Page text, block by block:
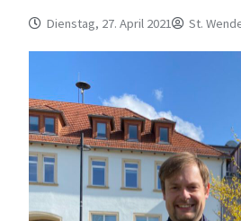
Dienstag, 27. April 2021 St.